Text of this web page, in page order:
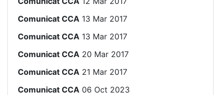
Comunicat CCA 13 Mar 2017
Comunicat CCA 13 Mar 2017
Comunicat CCA 20 Mar 2017
Comunicat CCA 21 Mar 2017
Comunicat CCA 06 Oct 2023